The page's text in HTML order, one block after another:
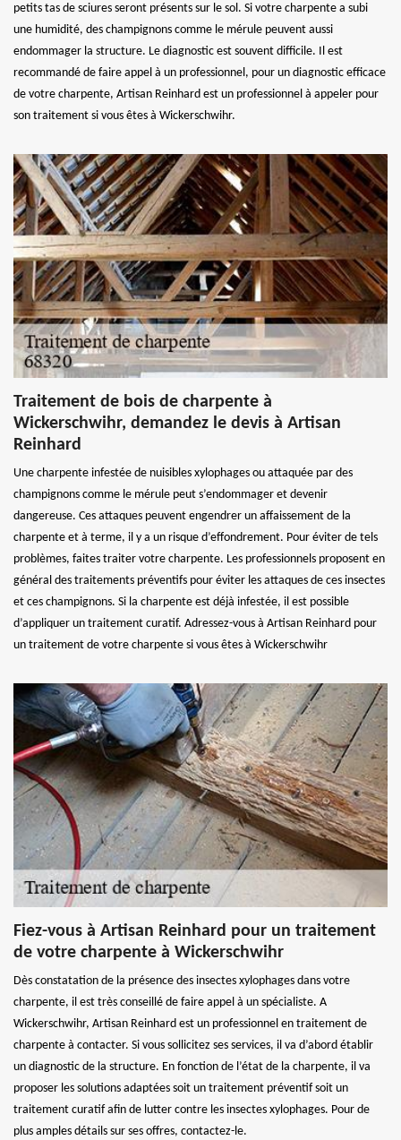
petits tas de sciures seront présents sur le sol. Si votre charpente a subi
une humidité, des champignons comme le mérule peuvent aussi
endommager la structure. Le diagnostic est souvent difficile. Il est
recommandé de faire appel à un professionnel, pour un diagnostic efficace
de votre charpente, Artisan Reinhard est un professionnel à appeler pour
son traitement si vous êtes à Wickerschwihr.
Traitement de bois de charpente à
Wickerschwihr, demandez le devis à Artisan
Reinhard
Une charpente infestée de nuisibles xylophages ou attaquée par des
champignons comme le mérule peut s’endommager et devenir
dangereuse. Ces attaques peuvent engendrer un affaissement de la
charpente et à terme, il y a un risque d’effondrement. Pour éviter de tels
problèmes, faites traiter votre charpente. Les professionnels proposent en
général des traitements préventifs pour éviter les attaques de ces insectes
et ces champignons. Si la charpente est déjà infestée, il est possible
d’appliquer un traitement curatif. Adressez-vous à Artisan Reinhard pour
un traitement de votre charpente si vous êtes à Wickerschwihr
Fiez-vous à Artisan Reinhard pour un traitement
de votre charpente à Wickerschwihr
Dès constatation de la présence des insectes xylophages dans votre
charpente, il est très conseillé de faire appel à un spécialiste. A
Wickerschwihr, Artisan Reinhard est un professionnel en traitement de
charpente à contacter. Si vous sollicitez ses services, il va d’abord établir
un diagnostic de la structure. En fonction de l’état de la charpente, il va
proposer les solutions adaptées soit un traitement préventif soit un
traitement curatif afin de lutter contre les insectes xylophages. Pour de
plus amples détails sur ses offres, contactez-le.